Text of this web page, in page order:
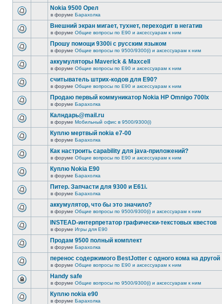
Nokia 9500 Орел
в форуме Барахолка
Внешний экран мигает, тухнет, переходит в негатив
в форуме Общие вопросы по E90 и аксессуарам к ним
Прошу помощи 9300i c русским языком
в форуме Общие вопросы по 9500/9300(i) и аксессуарам к ним
аккумуляторы Maverick & Maxcell
в форуме Общие вопросы по E90 и аксессуарам к ним
считыватель штрих-кодов для Е90?
в форуме Общие вопросы по E90 и аксессуарам к ним
Продаю первый коммуникатор Nokia HP Omnigo 700lx
в форуме Барахолка
Калндарь@mail.ru
в форуме Мобильный офис в 9500/9300(i)
Куплю мертвый nokia e7-00
в форуме Барахолка
Как настроить capability для java-приложений?
в форуме Общие вопросы по E90 и аксессуарам к ним
Куплю Nokia E90
в форуме Барахолка
Питер. Запчасти для 9300 и Е61i.
в форуме Барахолка
аккумулятор, что бы это значило?
в форуме Общие вопросы по 9500/9300(i) и аксессуарам к ним
INSTEAD-интерпретатор графически-текстовых квестов
в форуме Игры для E90
Продам 9500 полный комплект
в форуме Барахолка
перенос содержимого BestJotter с одного кома на другой
в форуме Общие вопросы по E90 и аксессуарам к ним
Handy safe
в форуме Общие вопросы по 9500/9300(i) и аксессуарам к ним
Куплю nokia e90
в форуме Барахолка